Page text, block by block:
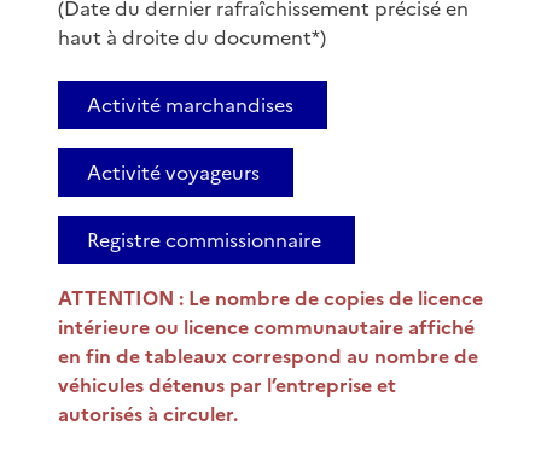
(Date du dernier rafraîchissement précisé en
haut à droite du document*)
Activité marchandises
Activité voyageurs
Registre commissionnaire
ATTENTION : Le nombre de copies de licence
intérieure ou licence communautaire affiché
en fin de tableaux correspond au nombre de
véhicules détenus par l’entreprise et
autorisés à circuler.